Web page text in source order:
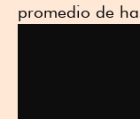
promedio de